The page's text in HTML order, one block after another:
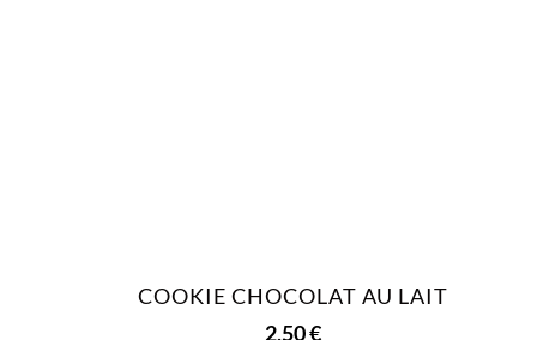
COOKIE CHOCOLAT AU LAIT
2,50€